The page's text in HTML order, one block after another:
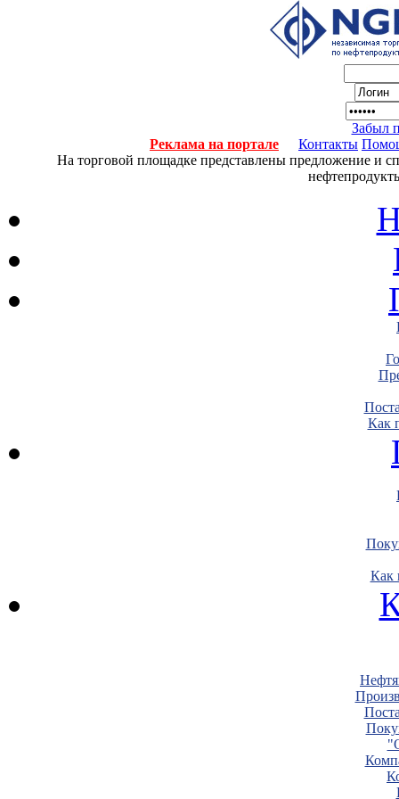
Забыл
Реклама на портале
Контакты
На торговой площадке представлены предложение и
Как
Как